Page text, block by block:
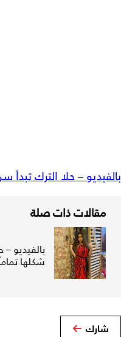
بالفيديو – حلا الترك تبدأ
مقالات ذات صلة
بالفيديو
شكلها
شارك